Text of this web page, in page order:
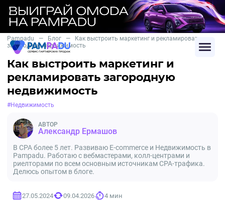
Pampadu — Блог —
Как выстроить маркетинг и рекламировать
загородную недвижимость
Как выстроить маркетинг и
рекламировать загородную
недвижимость
#Недвижимость
АВТОР
Александр Ермашов
В CPA более 5 лет. Развиваю E-commerce и Недвижимость в
Pampadu. Работаю с вебмастерами, колл-центрами и
риелторами по всем основным источникам CPA-трафика.
Делюсь опытом в блоге.
27.05.2024 09.04.2026 4 мин